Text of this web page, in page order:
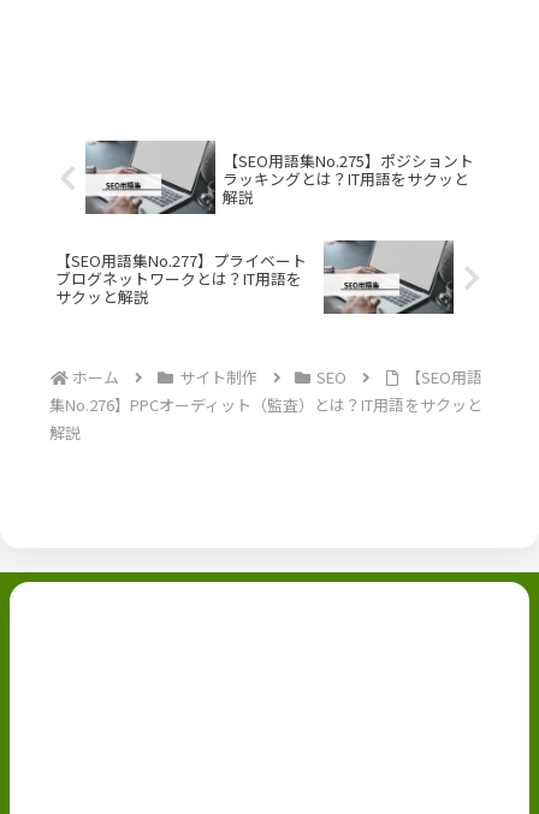
【SEO用語集No.275】ポジショント
ラッキングとは？IT用語をサクッと
解説
【SEO用語集No.277】プライベート
ブログネットワークとは？IT用語を
サクッと解説
ホーム サイト制作 SEO
【SEO用語
集No.276】PPCオーディット（監査）とは？IT用語をサクッと
解説